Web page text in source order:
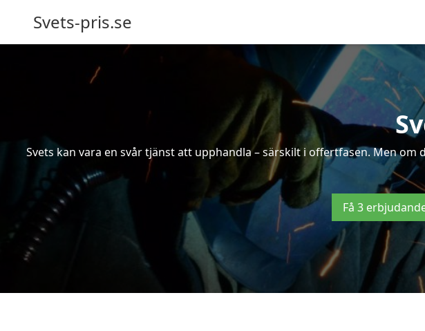
Svets-pris.se
Svets kan vara en svår tjänst att upphandla – särskilt i offertfasen. Men
Få 3